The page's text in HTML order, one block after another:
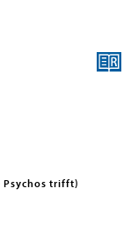
Psychos trifft)